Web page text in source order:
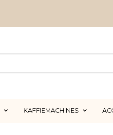
KAFFIEMACHINES